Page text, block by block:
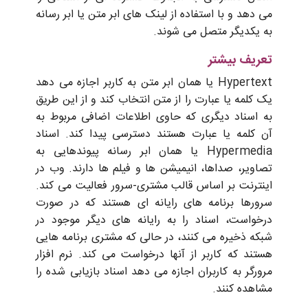
می دهد و با استفاده از لینک های ابر متن یا ابر رسانه
به یکدیگر متصل می شوند.
تعریف بیشتر
Hypertext یا همان ابر متن به کاربر اجازه می دهد
یک کلمه یا عبارت را از متن انتخاب کند و از این طریق
به اسناد دیگری که حاوی اطلاعات اضافی مربوط به
آن کلمه یا عبارت هستند دسترسی پیدا کند. اسناد
Hypermedia یا همان ابر رسانه پیوندهایی به
تصاویر، صداها، انیمیشن ها و فیلم ها دارند. وب در
اینترنت بر اساس قالب مشتری-سرور فعالیت می کند.
سرورها برنامه های رایانه ای هستند که در صورت
درخواست، اسناد را به رایانه های دیگر موجود در
شبکه ذخیره می کنند، در حالی که مشتری برنامه هایی
هستند که کاربر از آنها درخواست می کند. نرم افزار
مرورگر به کاربران اجازه می دهد اسناد بازیابی شده را
مشاهده کنند.